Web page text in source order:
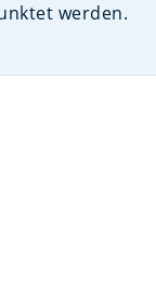
werden.